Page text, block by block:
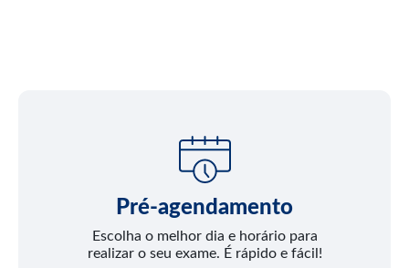
Pré-agendamento
Escolha o melhor dia e horário para
realizar o seu exame. É rápido e fácil!